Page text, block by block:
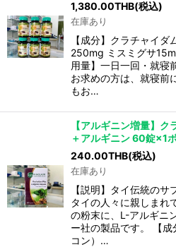
1,380.00THB(税込)
在庫あり
【成分】クラチャイ
250mg ミスミグサ
用量】一日一回・就寝
お求めの方は、就寝前
もお…
【アルギニン増量】ク
＋アルギニン 60錠×1
240.00THB(税込)
在庫あり
【説明】タイ伝統の
タイの人々に親しまれ
の粉末に、L-アルギニ
ー社の製品です。 【
コン）…